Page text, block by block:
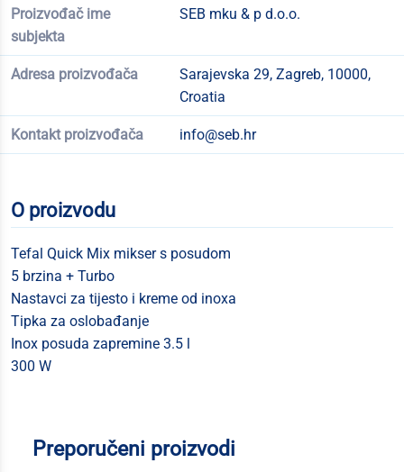
Proizvođač ime
subjekta
SEB mku & p d.o.o.
Adresa proizvođača
Sarajevska 29, Zagreb, 10000,
Croatia
Kontakt proizvođača info@seb.hr
O proizvodu
Tefal Quick Mix mikser s posudom
5 brzina + Turbo
Nastavci za tijesto i kreme od inoxa
Tipka za oslobađanje
Inox posuda zapremine 3.5 l
300 W
Preporučeni proizvodi